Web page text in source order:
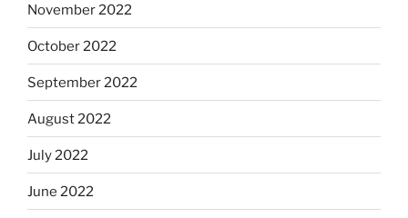
November 2022
October 2022
September 2022
August 2022
July 2022
June 2022